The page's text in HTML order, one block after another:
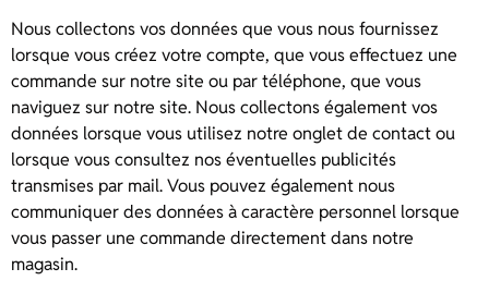
Nous collectons vos données que vous nous fournissez
lorsque vous créez votre compte, que vous effectuez une
commande sur notre site ou par téléphone, que vous
naviguez sur notre site. Nous collectons également vos
données lorsque vous utilisez notre onglet de contact ou
lorsque vous consultez nos éventuelles publicités
transmises par mail. Vous pouvez également nous
communiquer des données à caractère personnel lorsque
vous passer une commande directement dans notre
magasin.